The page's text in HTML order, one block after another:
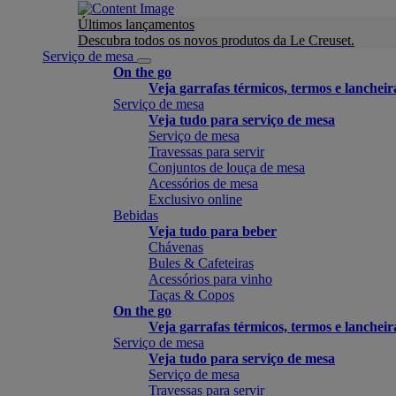
Últimos lançamentos
Descubra todos os novos produtos da Le Creuset.
Serviço de mesa
On the go
Veja garrafas térmicos, termos e
Serviço de mesa
Veja tudo para serviço de mesa
Serviço de mesa
Travessas para servir
Conjuntos de louça de mesa
Acessórios de mesa
Exclusivo online
Bebidas
Veja tudo para beber
Chávenas
Bules & Cafeteiras
Acessórios para vinho
Taças & Copos
On the go
Veja garrafas térmicos, termos e
Serviço de mesa
Veja tudo para serviço de mesa
Serviço de mesa
Travessas para servir